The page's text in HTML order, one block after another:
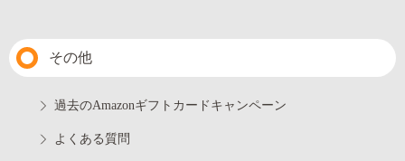
その他
過去のAmazonギフトカードキャンペーン
よくある質問